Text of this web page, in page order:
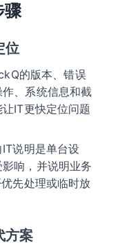
骤
位
的版本、错误
、系统信息和截
IT更快定位问题
IT说明是单台设
响，并说明业务
先处理或临时放
方案